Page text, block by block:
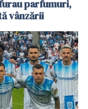
parfumuri,
vânzării